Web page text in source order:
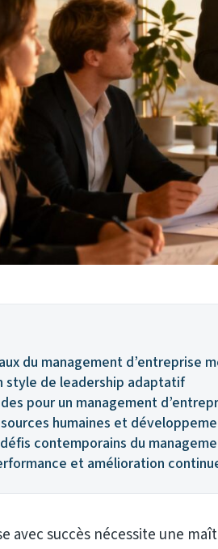
du management d’entreprise
style de leadership adaptatif
pour un management
humaines et
contemporains du
et amélioration
avec succès nécessite une